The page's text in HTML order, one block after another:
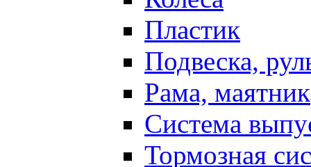
Пластик
Подвеска,
Рама, маятник
Система
Тормозная